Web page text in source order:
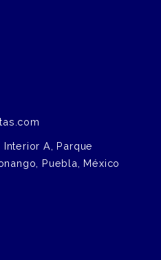
A, Parque
Puebla, México